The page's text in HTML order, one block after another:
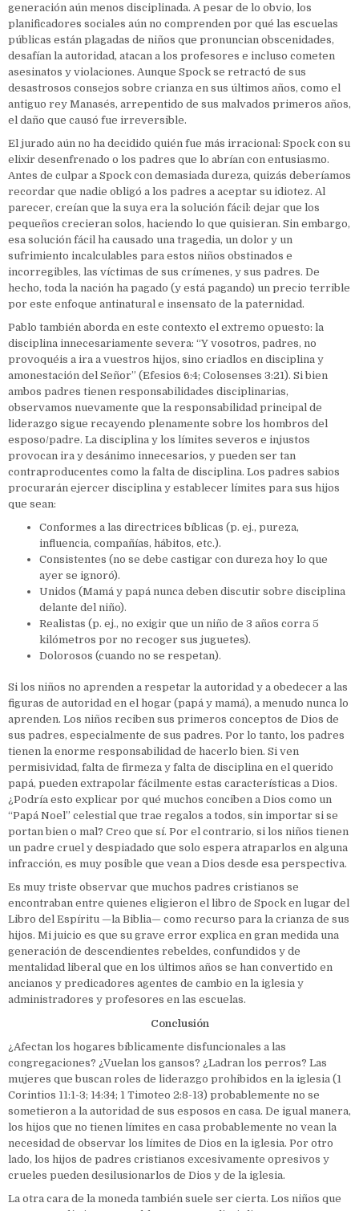
generación aún menos disciplinada. A pesar de lo obvio, los
planificadores sociales aún no comprenden por qué las escuelas
públicas están plagadas de niños que pronuncian obscenidades,
desafían la autoridad, atacan a los profesores e incluso cometen
asesinatos y violaciones. Aunque Spock se retractó de sus
desastrosos consejos sobre crianza en sus últimos años, como el
antiguo rey Manasés, arrepentido de sus malvados primeros años,
el daño que causó fue irreversible.
El jurado aún no ha decidido quién fue más irracional: Spock con su
elixir desenfrenado o los padres que lo abrían con entusiasmo.
Antes de culpar a Spock con demasiada dureza, quizás deberíamos
recordar que nadie obligó a los padres a aceptar su idiotez. Al
parecer, creían que la suya era la solución fácil: dejar que los
pequeños crecieran solos, haciendo lo que quisieran. Sin embargo,
esa solución fácil ha causado una tragedia, un dolor y un
sufrimiento incalculables para estos niños obstinados e
incorregibles, las víctimas de sus crímenes, y sus padres. De
hecho, toda la nación ha pagado (y está pagando) un precio terrible
por este enfoque antinatural e insensato de la paternidad.
Pablo también aborda en este contexto el extremo opuesto: la
disciplina innecesariamente severa: “Y vosotros, padres, no
provoquéis a ira a vuestros hijos, sino criadlos en disciplina y
amonestación del Señor” (Efesios 6:4; Colosenses 3:21). Si bien
ambos padres tienen responsabilidades disciplinarias,
observamos nuevamente que la responsabilidad principal de
liderazgo sigue recayendo plenamente sobre los hombros del
esposo/padre. La disciplina y los límites severos e injustos
provocan ira y desánimo innecesarios, y pueden ser tan
contraproducentes como la falta de disciplina. Los padres sabios
procurarán ejercer disciplina y establecer límites para sus hijos
que sean:
Conformes a las directrices bíblicas (p. ej., pureza,
influencia, compañías, hábitos, etc.).
Consistentes (no se debe castigar con dureza hoy lo que
ayer se ignoró).
Unidos (Mamá y papá nunca deben discutir sobre disciplina
delante del niño).
Realistas (p. ej., no exigir que un niño de 3 años corra 5
kilómetros por no recoger sus juguetes).
Dolorosos (cuando no se respetan).
Si los niños no aprenden a respetar la autoridad y a obedecer a las
figuras de autoridad en el hogar (papá y mamá), a menudo nunca lo
aprenden. Los niños reciben sus primeros conceptos de Dios de
sus padres, especialmente de sus padres. Por lo tanto, los padres
tienen la enorme responsabilidad de hacerlo bien. Si ven
permisividad, falta de firmeza y falta de disciplina en el querido
papá, pueden extrapolar fácilmente estas características a Dios.
¿Podría esto explicar por qué muchos conciben a Dios como un
“Papá Noel” celestial que trae regalos a todos, sin importar si se
portan bien o mal? Creo que sí. Por el contrario, si los niños tienen
un padre cruel y despiadado que solo espera atraparlos en alguna
infracción, es muy posible que vean a Dios desde esa perspectiva.
Es muy triste observar que muchos padres cristianos se
encontraban entre quienes eligieron el libro de Spock en lugar del
Libro del Espíritu —la Biblia— como recurso para la crianza de sus
hijos. Mi juicio es que su grave error explica en gran medida una
generación de descendientes rebeldes, confundidos y de
mentalidad liberal que en los últimos años se han convertido en
ancianos y predicadores agentes de cambio en la iglesia y
administradores y profesores en las escuelas.
Conclusión
¿Afectan los hogares bíblicamente disfuncionales a las
congregaciones? ¿Vuelan los gansos? ¿Ladran los perros? Las
mujeres que buscan roles de liderazgo prohibidos en la iglesia (1
Corintios 11:1-3; 14:34; 1 Timoteo 2:8-13) probablemente no se
sometieron a la autoridad de sus esposos en casa. De igual manera,
los hijos que no tienen límites en casa probablemente no vean la
necesidad de observar los límites de Dios en la iglesia. Por otro
lado, los hijos de padres cristianos excesivamente opresivos y
crueles pueden desilusionarlos de Dios y de la iglesia.
La otra cara de la moneda también suele ser cierta. Los niños que